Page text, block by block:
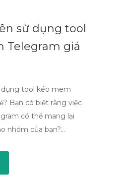
sử dụng tool
Telegram giá
dụng tool kéo mem
Bạn có biết rằng việc
có thể mang lại
nhóm của bạn?…